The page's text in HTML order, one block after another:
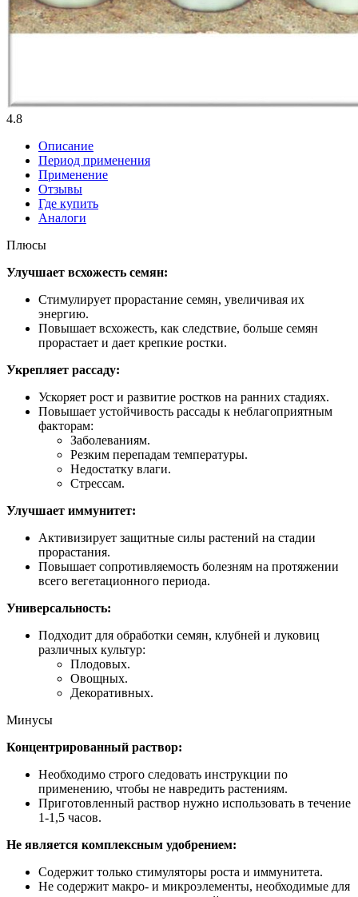
4.8
Описание
Период применения
Применение
Отзывы
Где купить
Аналоги
Плюсы
Улучшает всхожесть семян:
Стимулирует прорастание семян, увеличивая их
энергию.
Повышает всхожесть, как следствие, больше семян
прорастает и дает крепкие ростки.
Укрепляет рассаду:
Ускоряет рост и развитие ростков на ранних стадиях.
Повышает устойчивость рассады к неблагоприятным
факторам:
Заболеваниям.
Резким перепадам температуры.
Недостатку влаги.
Стрессам.
Улучшает иммунитет:
Активизирует защитные силы растений на стадии
прорастания.
Повышает сопротивляемость болезням на протяжении
всего вегетационного периода.
Универсальность:
Подходит для обработки семян, клубней и луковиц
различных культур:
Плодовых.
Овощных.
Декоративных.
Минусы
Концентрированный раствор:
Необходимо строго следовать инструкции по
применению, чтобы не навредить растениям.
Приготовленный раствор нужно использовать в течение
1-1,5 часов.
Не является комплексным удобрением:
Содержит только стимуляторы роста и иммунитета.
Не содержит макро- и микроэлементы, необходимые для